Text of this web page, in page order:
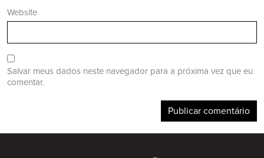
Website
Salvar meus dados neste navegador para a próxima vez que eu
comentar.